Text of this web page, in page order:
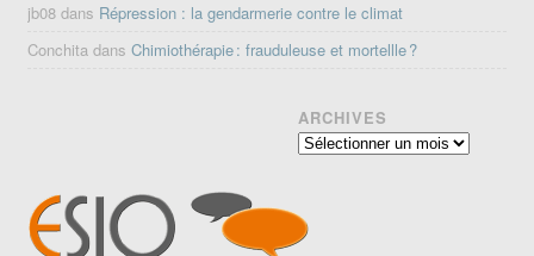
jb08 dans Répression : la gendarmerie contre le climat
Conchita dansChimiothérapie : frauduleuse et mortellle ?
ARCHIVES
Archives